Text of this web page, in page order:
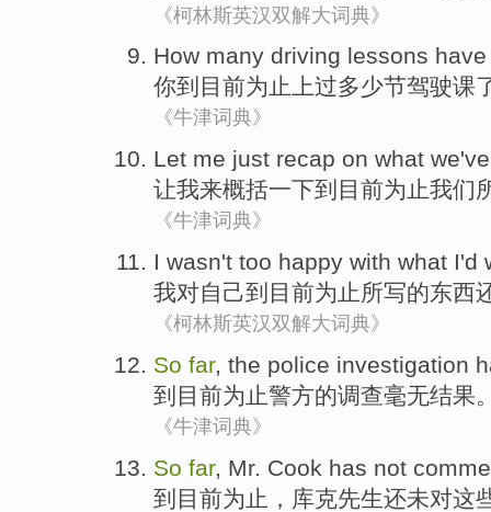
《柯林斯英汉双解大词典》
How many driving lessons
你到目前为止 上过多少节驾驶课
《牛津词典》
Let me just recap on what we've
让我来概括一下到目前为止我们
《牛津词典》
I wasn't too happy with what I'd
我对自己到目前为止所写的东西
《柯林斯英汉双解大词典》
So far, the police investigation
到目前为止警方的调查毫无结果
《牛津词典》
So far, Mr. Cook has not
到目前为止 ， 库克先生还未对这